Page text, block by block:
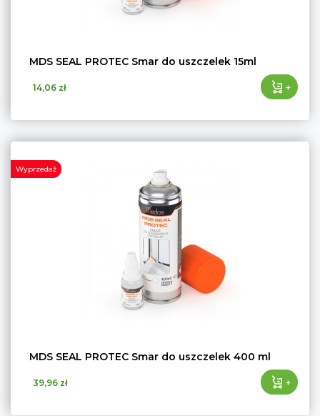
MDS SEAL PROTEC Smar do uszczelek 15ml
14,06 zł +
Wyprzedaż
MDS SEAL PROTEC Smar do uszczelek 400 ml
39,96 zł +